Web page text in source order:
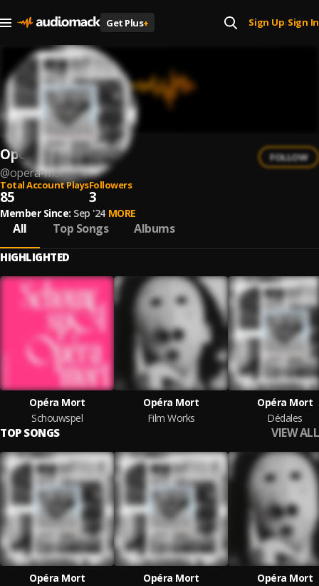
Get Plus+ Sign Up| Sign In
Opéra Mort
@opera-mort
FOLLOW
Total Account Plays
85
Followers
3
Member Since: Sep '24 MORE
All Top Songs Albums
HIGHLIGHTED
Opéra Mort
Schouwspel
Opéra Mort
Film Works
Opéra Mort
Dédales
TOP SONGS VIEW ALL
Opéra Mort
Opéra Mort
Opéra Mort